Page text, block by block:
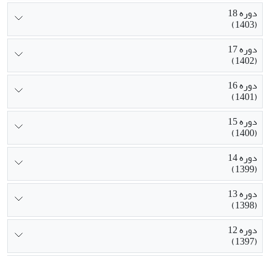
دوره 18
(1403)
دوره 17
(1402)
دوره 16
(1401)
دوره 15
(1400)
دوره 14
(1399)
دوره 13
(1398)
دوره 12
(1397)